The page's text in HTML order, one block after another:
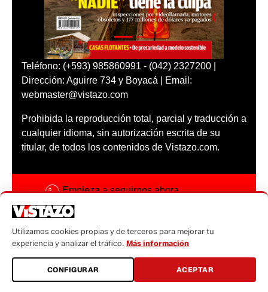
Teléfono: (+593) 985860991 - (042) 2327200 |
Dirección: Aguirre 734 y Boyacá | Email:
webmaster@vistazo.com
Prohibida la reproducción total, parcial y traducción a
cualquier idioma, sin autorización escrita de su
titular, de todos los contenidos de Vistazo.com.
Empieza a seguirnos ahora
Código ética
Sugerencias a:
sugerencias@vistazo.com
Utilizamos cookies propias y de terceros para mejorar tu
experiencia y analizar el tráfico. Más información
CONFIGURAR ACEPTAR